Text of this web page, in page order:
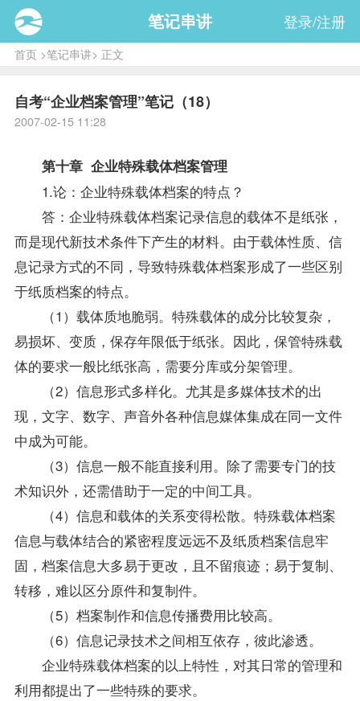
笔记串讲 登录/注册
首页>笔记串讲> 正文
自考“企业档案管理”笔记（18）
2007-02-15 11:28
第十章 企业特殊载体档案管理
1.论：企业特殊载体档案的特点？
答：企业特殊载体档案记录信息的载体不是纸张，
而是现代新技术条件下产生的材料。由于载体性质、信
息记录方式的不同，导致特殊载体档案形成了一些区别
于纸质档案的特点。
（1）载体质地脆弱。特殊载体的成分比较复杂，
易损坏、变质，保存年限低于纸张。因此，保管特殊载
体的要求一般比纸张高，需要分库或分架管理。
（2）信息形式多样化。尤其是多媒体技术的出
现，文字、数字、声音外各种信息媒体集成在同一文件
中成为可能。
（3）信息一般不能直接利用。除了需要专门的技
术知识外，还需借助于一定的中间工具。
（4）信息和载体的关系变得松散。特殊载体档案
信息与载体结合的紧密程度远远不及纸质档案信息牢
固，档案信息大多易于更改，且不留痕迹；易于复制、
转移，难以区分原件和复制件。
（5）档案制作和信息传播费用比较高。
（6）信息记录技术之间相互依存，彼此渗透。
企业特殊载体档案的以上特性，对其日常的管理和
利用都提出了一些特殊的要求。